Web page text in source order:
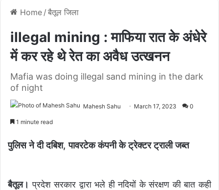
Home / बैतूल जिला
illegal mining : माफिया रात के अंधेरे
में कर रहे थे रेत का अवैध उत्खनन
Mafia was doing illegal sand mining in the dark
of night
Mahesh Sahu March 17, 2023 0
1 minute read
पुलिस ने दी दबिश, पावरटेक कंपनी के ट्रेक्टर ट्राली जब्त
बैतूल। प्रदेश सरकार द्वारा भले ही नदियों के संरक्षण की बात कही